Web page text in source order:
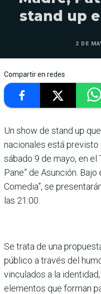
stand up
2 DE
Compartir en redes
Un show de stand up
nacio­nales está
sábado 9 de mayo, en el
Pane” de Asunción.
Comedia”, se
las 21:00.
Se trata de una
público a través del
vinculados a la
elementos que forman